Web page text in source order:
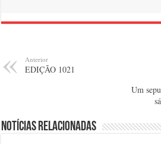
Anterior
EDIÇÃO 1021
Um
Notícias relacionadas